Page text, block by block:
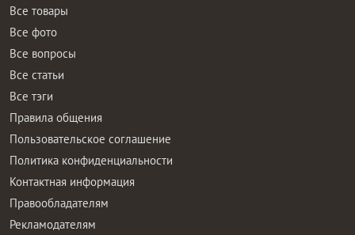
Все товары
Все фото
Все вопросы
Все статьи
Все тэги
Правила общения
Пользовательское соглашение
Политика конфиденциальности
Контактная информация
Правообладателям
Рекламодателям